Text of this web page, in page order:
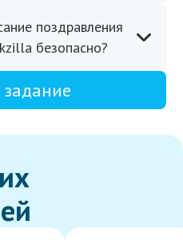
поздравления
безопасно?
задание